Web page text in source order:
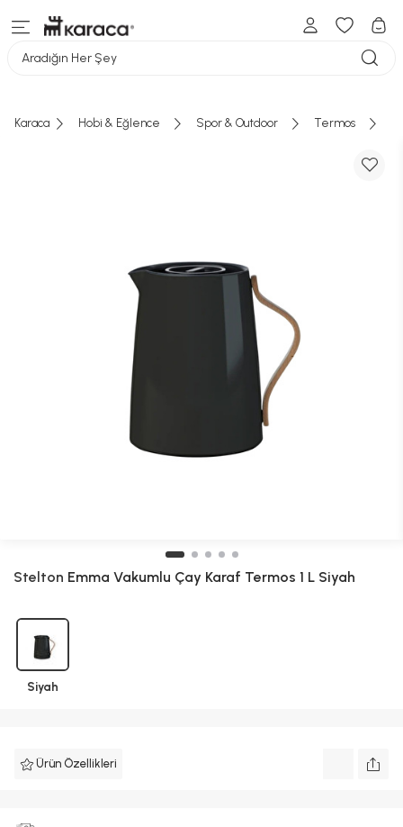
Aradığın Her Şey
Karaca Hobi & Eğlence Spor & Outdoor Termos
Stelton Emma Vakumlu Çay Karaf Termos 1 L Siyah
Siyah
Ürün Özellikleri